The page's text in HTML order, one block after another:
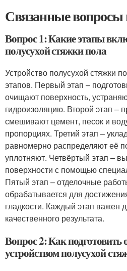
Связанные вопросы
Вопрос 1: Какие этапы
полусухой стяжки пола
Устройство полусухой стяжки
этапов. Первый этап –
очищают поверхность,
гидроизоляцию. Второй этап –
смешивают цемент, песок и
пропорциях. Третий этап –
равномерно распределяют её
уплотняют. Четвёртый этап –
поверхности с помощью
Пятый этап – отделочные
обрабатывается для
гладкости. Каждый этап важен
качественного результата.
Вопрос 2: Как подготовить
устройством полусухой